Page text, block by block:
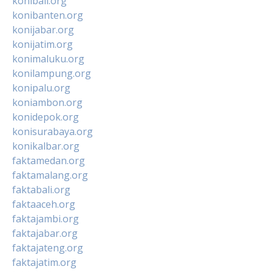
konibanten.org
konijabar.org
konijatim.org
konimaluku.org
konilampung.org
konipalu.org
koniambon.org
konidepok.org
konisurabaya.org
konikalbar.org
faktamedan.org
faktamalang.org
faktabali.org
faktaaceh.org
faktajambi.org
faktajabar.org
faktajateng.org
faktajatim.org